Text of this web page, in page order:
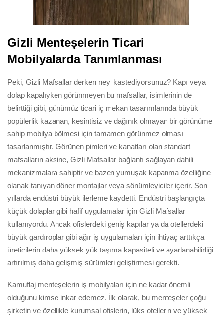
Gizli Menteşelerin Ticari
Mobilyalarda Tanımlanması
Peki, Gizli Mafsallar derken neyi kastediyorsunuz? Kapı veya
dolap kapalıyken görünmeyen bu mafsallar, isimlerinin de
belirttiği gibi, günümüz ticari iç mekan tasarımlarında büyük
popülerlik kazanan, kesintisiz ve dağınık olmayan bir görünüme
sahip mobilya bölmesi için tamamen görünmez olması
tasarlanmıştır. Görünen pimleri ve kanatları olan standart
mafsalların aksine, Gizli Mafsallar bağlantı sağlayan dahili
mekanizmalara sahiptir ve bazen yumuşak kapanma özelliğine
olanak tanıyan döner montajlar veya sönümleyiciler içerir. Son
yıllarda endüstri büyük ilerleme kaydetti. Endüstri başlangıçta
küçük dolaplar gibi hafif uygulamalar için Gizli Mafsallar
kullanıyordu. Ancak ofislerdeki geniş kapılar ya da otellerdeki
büyük gardıroplar gibi ağır iş uygulamaları için ihtiyaç arttıkça
üreticilerin daha yüksek yük taşıma kapasiteli ve ayarlanabilirliği
artırılmış daha gelişmiş sürümleri geliştirmesi gerekti.
Kamuflaj menteşelerin iş mobilyaları için ne kadar önemli
olduğunu kimse inkar edemez. İlk olarak, bu menteşeler çoğu
şirketin ve özellikle kurumsal ofislerin, lüks otellerin ve yüksek